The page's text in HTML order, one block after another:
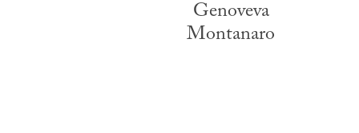
Genoveva
Montanaro